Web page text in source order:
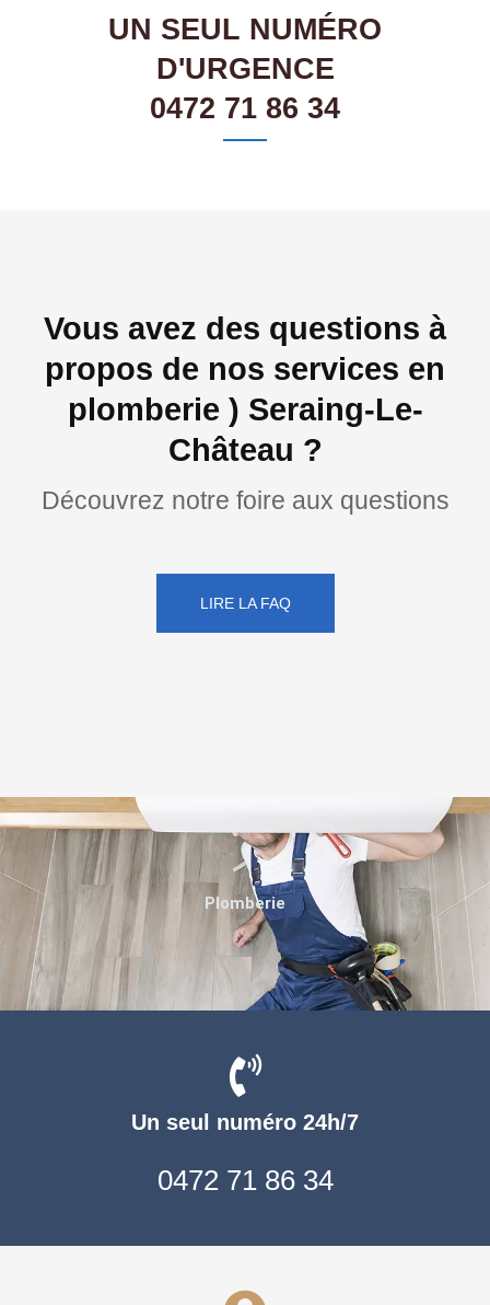
UN SEUL NUMÉRO
D'URGENCE
0472 71 86 34
Vous avez des questions à
propos de nos services en
plomberie ) Seraing-Le-
Château ?
Découvrez notre foire aux questions
LIRE LA FAQ
Un seul numéro 24h/7
0472 71 86 34
Plomberie